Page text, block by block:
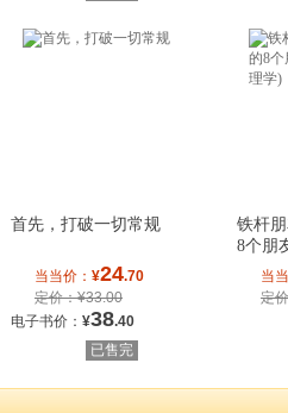
首先，打破一切常规
当当价： ¥24.70
定价：¥33.00
电子书价： ¥38.40
已售完
铁杆
8个朋
当
定